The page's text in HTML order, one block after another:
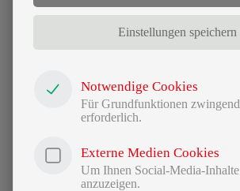
Baltimore
Josefs Blog Teil 3Einstellungen speichern
Notwendige Cookies
Für Grundfunktionen zwingend
erforderlich.
Externe Medien Cookies
Um Ihnen Social-Media-Inhalte
anzuzeigen.